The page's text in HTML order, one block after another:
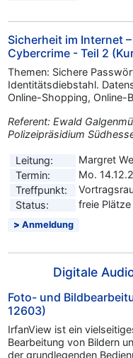
Sicherheit im Internet
Cybercrime - Teil 2
Themen: Sichere
Identitätsdiebstahl.
Online-Shopping, Online-
Referent: Ewald
Polizeipräsidium
Leitung:
Margret
Termin:
Mo.
Treffpunkt:
Status:
freie Plätze
Anmeldung
Digitale
Foto- und
12603)
IrfanView ist ein
Bearbeitung von Bildern
der grundlegenden